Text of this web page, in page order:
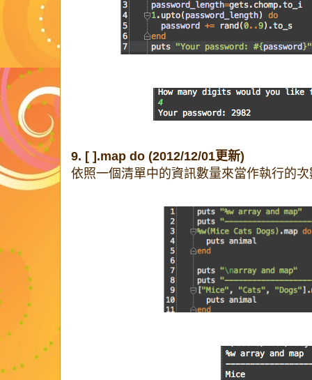
9. [ ].map do (2012/12/01更新)
依照一個清單中的資訊數量來當作執行的次